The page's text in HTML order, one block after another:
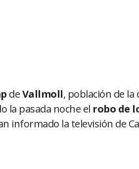
deVallmoll, población de la
la pasada noche el robo de
informado la televisión de